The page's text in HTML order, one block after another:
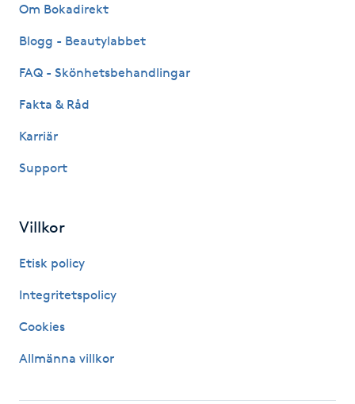
IPL hårborttagning
Katun fransar
Om Bokadirekt
Blogg - Beautylabbet
FAQ - Skönhetsbehandlingar
Fakta & Råd
Karriär
Support
Villkor
Etisk policy
Integritetspolicy
Cookies
Allmänna villkor